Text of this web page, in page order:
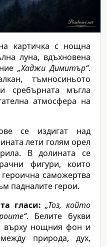
картичка с нощна
луна, вдъхновена
„Хаджи Димитър“.
тъмносиньото
сребърната мъгла
атмосфера на
се издигат над
лети голям орел
В долината се
фигури, които
саможертва
падналите герои.
гласи: „Тоз, който
. Белите букви
върху нощния фон и
природа, дух,